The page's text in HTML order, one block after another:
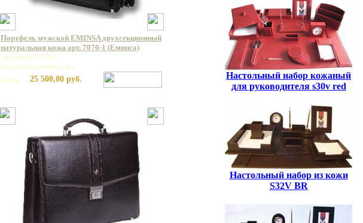
Портфель мужской EMINSA двухсекционный
натуральная кожа арт. 7070-1 (Еминса)
Артикул: 7070-1
Базовая единица: шт
Цена:
25 500,00 руб.
Настольный набор кожаный
для руководителя s30v red
Настольный набор из кожи
S32V BR